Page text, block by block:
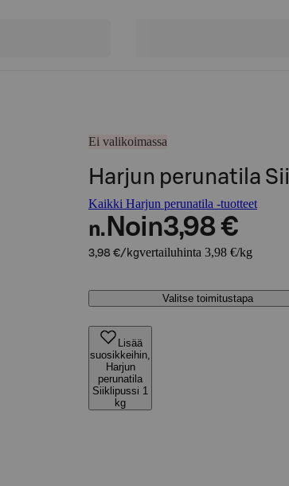
Ei valikoimassa
Harjun perunatila
Kaikki Harjun perunatila -tuotteet
n. Noin3,98 €
3,98 €/kgvertailuhinta 3,98 €/kg
Valitse toimitustapa
Lisää
suosikkeihin,
Harjun
perunatila
Siiklipussi 1
kg